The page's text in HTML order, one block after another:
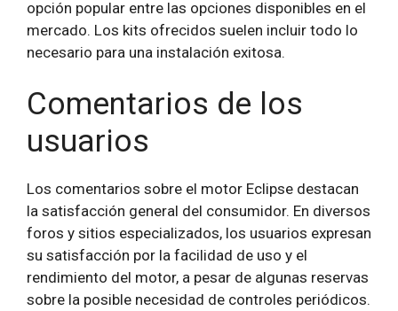
opción popular entre las opciones disponibles en el
mercado. Los kits ofrecidos suelen incluir todo lo
necesario para una instalación exitosa.
Comentarios de los
usuarios
Los comentarios sobre el motor Eclipse destacan
la satisfacción general del consumidor. En diversos
foros y sitios especializados, los usuarios expresan
su satisfacción por la facilidad de uso y el
rendimiento del motor, a pesar de algunas reservas
sobre la posible necesidad de controles periódicos.